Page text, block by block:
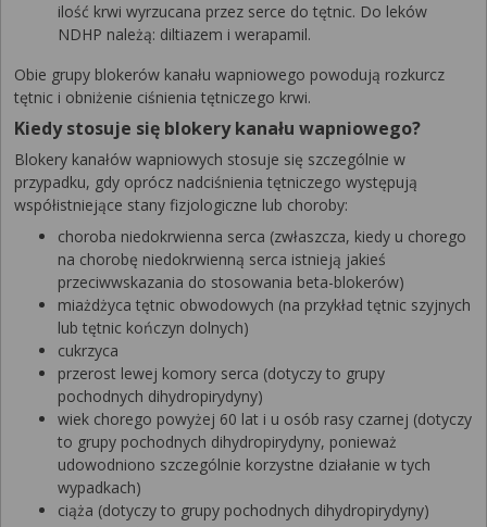
ilość krwi wyrzucana przez serce do tętnic. Do leków
NDHP należą: diltiazem i werapamil.
Obie grupy blokerów kanału wapniowego powodują rozkurcz
tętnic i obniżenie ciśnienia tętniczego krwi.
Kiedy stosuje się blokery kanału wapniowego?
Blokery kanałów wapniowych stosuje się szczególnie w
przypadku, gdy oprócz nadciśnienia tętniczego występują
współistniejące stany fizjologiczne lub choroby:
choroba niedokrwienna serca (zwłaszcza, kiedy u chorego
na chorobę niedokrwienną serca istnieją jakieś
przeciwwskazania do stosowania beta-blokerów)
miażdżyca tętnic obwodowych (na przykład tętnic szyjnych
lub tętnic kończyn dolnych)
cukrzyca
przerost lewej komory serca (dotyczy to grupy
pochodnych dihydropirydyny)
wiek chorego powyżej 60 lat i u osób rasy czarnej (dotyczy
to grupy pochodnych dihydropirydyny, ponieważ
udowodniono szczególnie korzystne działanie w tych
wypadkach)
ciąża (dotyczy to grupy pochodnych dihydropirydyny)